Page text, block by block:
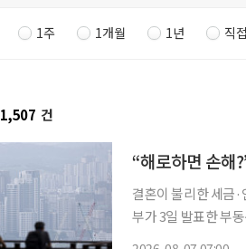
1주 1개월 1년 직
1,507 건
“해로하면 손해
결혼이 불리한 세금·
부가 3일 발표한 부